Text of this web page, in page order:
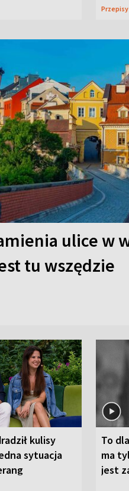
Przepisy
ulice w
tu wszędzie
kulisy
sytuacja
To
ma
jest